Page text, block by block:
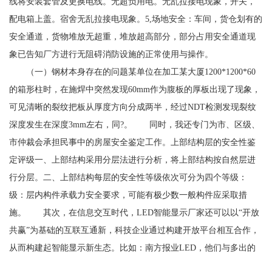
配电箱上盖。宿舍无乱拉接电现象。5,场地安全：车间，货仓划有的
安全通道，货物堆放无超重，堆放超高部分，部分占用安全通道现
象已告知厂方进行无阻碍消防设施的正常使用与操作。
（一）钢材本身存在的问题某单位在加工某大厦1200*1200*60
的箱形柱时，在施焊中突然发现60mm作为腹板的厚板出现了现象，
可见清晰的裂纹把板从厚度方向分成两半，经过NDT检测发现裂纹
深度发生在深度3mm左右，同?。 同时，我还专门为市、区级、
市仲裁会承担民事中的房屋安全鉴定工作。上部结构层的安全性鉴
定评级一、上部结构采用分层法进行分析，将上部结构按自然层进
行分层。二、上部结构每层的安全性等级依次可分为四个等级：
级：层内构件承载力安全要求，可能有极少数一般构件应采取措
施。 其次，在信息交互时代，LED智能显示厂家还可以以“开放
共赢”为基础的互联互通新，科技企业通过构建开放平台相互合作，
从而构建起智能显示新生态。比如：南方报业LED，他们与多出的